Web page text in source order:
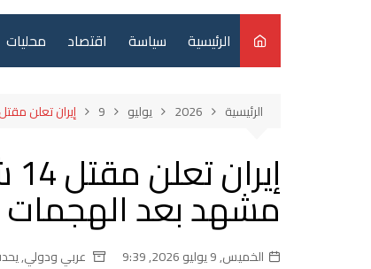
الرئيسية سياسة اقتصاد محليات
الرئيسية 2026 يوليو 9 إيران تعلن مقتل 14 شخصاً وتعليق خط طهران – مشهد بعد الهجمات الأخيرة
مشهد بعد الهجمات
الخميس, 9 يوليو 2026, 9:39 عربي ودولي,